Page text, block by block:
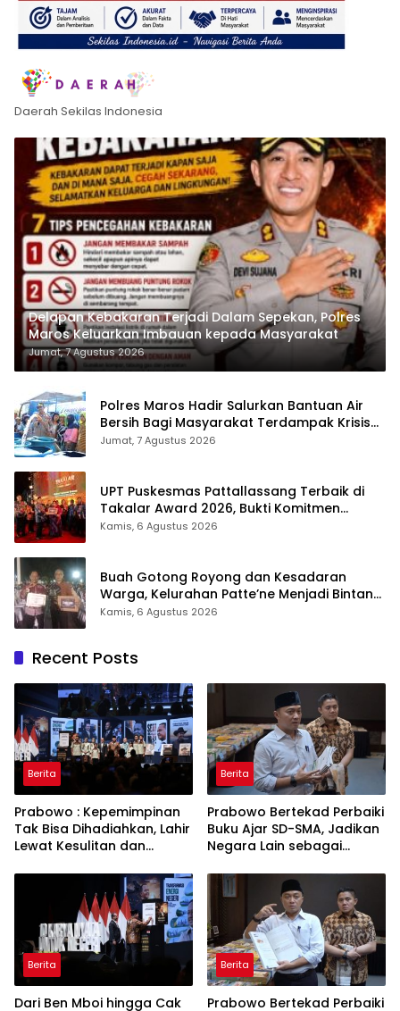
Daerah Sekilas Indonesia
Delapan Kebakaran Terjadi Dalam Sepekan, Polres
Maros Keluarkan Imbauan kepada Masyarakat
Jumat, 7 Agustus 2026
Polres Maros Hadir Salurkan Bantuan Air
Bersih Bagi Masyarakat Terdampak Krisis
Air Bersih Di Maros
Jumat, 7 Agustus 2026
UPT Puskesmas Pattallassang Terbaik di
Takalar Award 2026, Bukti Komitmen
Hadirkan Pelayanan Kesehatan Berkualitas
Kamis, 6 Agustus 2026
Buah Gotong Royong dan Kesadaran
Warga, Kelurahan Patte’ne Menjadi Bintang
Takalar Award 2026
Kamis, 6 Agustus 2026
Recent Posts
Berita
Prabowo : Kepemimpinan
Tak Bisa Dihadiahkan, Lahir
Lewat Kesulitan dan
Berita
Prabowo Bertekad Perbaiki
Buku Ajar SD-SMA, Jadikan
Negara Lain sebagai
Berita
Dari Ben Mboi hingga Cak
Berita
Prabowo Bertekad Perbaiki